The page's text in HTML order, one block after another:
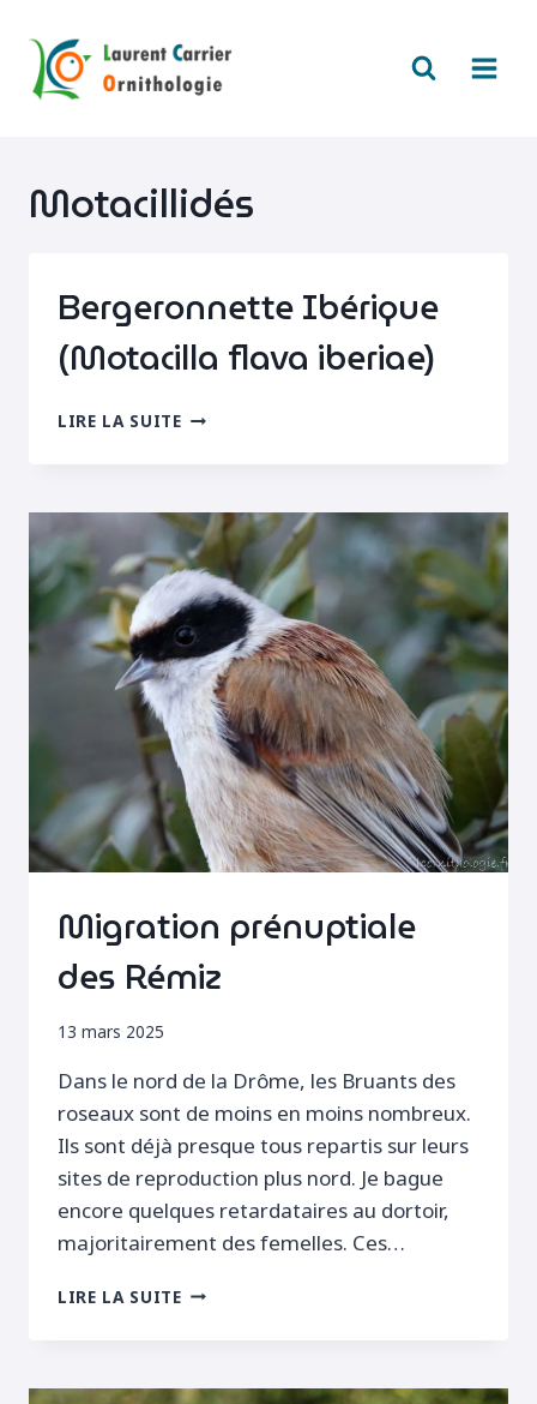
contenu
Motacillidés
Bergeronnette Ibérique
(Motacilla flava iberiae)
LIRE LA SUITEBERGERONNETTE
IBERIAE)
Migration prénuptiale
des Rémiz
13 mars 2025
Dans le nord de la Drôme, les Bruants des
roseaux sont de moins en moins nombreux.
Ils sont déjà presque tous repartis sur leurs
sites de reproduction plus nord. Je bague
encore quelques retardataires au dortoir,
majoritairement des femelles. Ces…
LIRE LA SUITEMIGRATION